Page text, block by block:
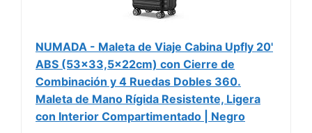
NUMADA - Maleta de Viaje Cabina Upfly 20'
ABS (53x33,5x22cm) con Cierre de
Combinación y 4 Ruedas Dobles 360.
Maleta de Mano Rígida Resistente, Ligera
con Interior Compartimentado | Negro